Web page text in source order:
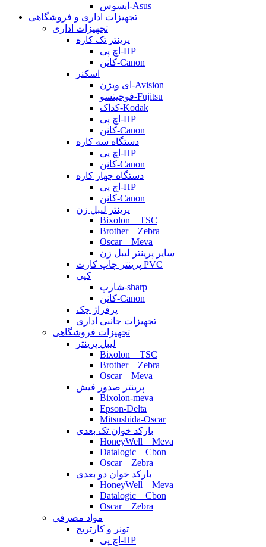
ایسوس-Asus
تجهیزات اداری و فروشگاهی
تجهیزات اداری
پرینتر تک کاره
اچ پی-HP
کانن-Canon
اسکنر
ای ویژن-Avision
فوجیتسو-Fujitsu
کداک-Kodak
اچ پی-HP
کانن-Canon
دستگاه سه کاره
اچ پی-HP
کانن-Canon
دستگاه چهار کاره
اچ پی-HP
کانن-Canon
پرینتر لیبل زن
Bixolon _ TSC
Brother _ Zebra
Oscar _ Meva
سایر پرینتر لیبل زن
پرینتر چاپ کارت PVC
کپی
شارپ-sharp
کانن-Canon
پرفراژ چک
تجهیزات جانبی اداری
تجهیزات فروشگاهی
لیبل پرینتر
Bixolon _ TSC
Brother _ Zebra
Oscar _ Meva
پرینتر صدور فیش
Bixolon-meva
Epson-Delta
Mitsushida-Oscar
بارکد خوان تک بعدی
HoneyWell _ Meva
Datalogic _ Cbon
Oscar _ Zebra
بارکد خوان دو بعدی
HoneyWell _ Meva
Datalogic _ Cbon
Oscar _ Zebra
مواد مصرفی
تونر و کارتریج
اچ پی-HP